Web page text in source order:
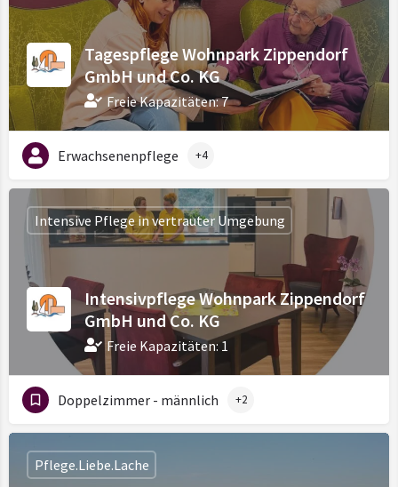
Tagespflege Wohnpark Zippendorf
GmbH und Co. KG
Freie Kapazitäten: 7
Erwachsenenpflege +4
Intensivpflege Wohnpark Zippendorf
GmbH und Co. KG
Freie Kapazitäten: 1
Intensive Pflege in vertrauter Umgebung
Doppelzimmer - männlich +2
Pflege.Liebe.Lache